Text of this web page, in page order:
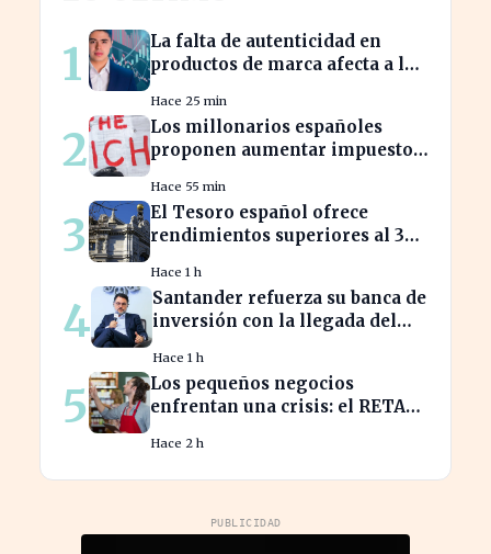
1
La falta de autenticidad en
productos de marca afecta a los
Hace 25 min
2
Los millonarios españoles
proponen aumentar impuestos
económica
Hace 55 min
3
El Tesoro español ofrece
rendimientos superiores al 3%
Hace 1 h
4
Santander refuerza su banca de
inversión con la llegada del
Hace 1 h
5
Los pequeños negocios
enfrentan una crisis: el RETA
Hace 2 h
PUBLICIDAD